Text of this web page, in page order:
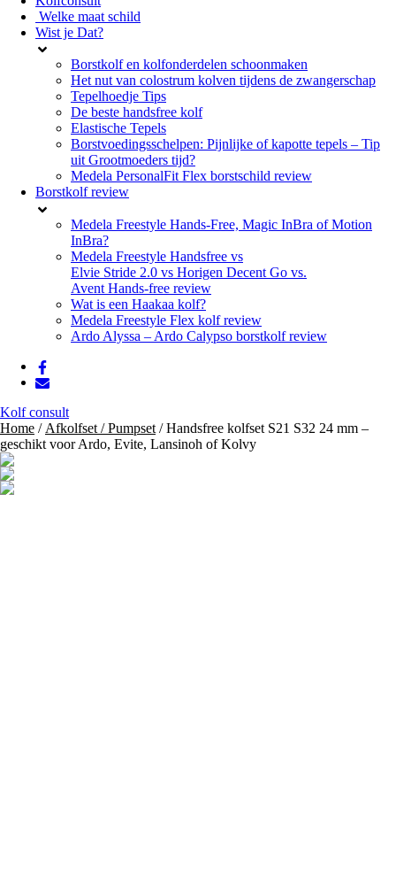
Welke maat schild
Wist je Dat?
Borstkolf en kolfonderdelen schoonmaken
Het nut van colostrum kolven tijdens de zwangerschap
Tepelhoedje Tips
De beste handsfree kolf
Elastische Tepels
Borstvoedingsschelpen: Pijnlijke of kapotte tepels – Tip
uit Grootmoeders tijd?
Medela PersonalFit Flex borstschild review
Borstkolf review
Medela Freestyle Hands-Free, Magic InBra of Motion
InBra?
Medela Freestyle Handsfree vs
Elvie Stride 2.0 vs Horigen Decent Go vs.
Avent Hands-free review
Wat is een Haakaa kolf?
Medela Freestyle Flex kolf review
Ardo Alyssa – Ardo Calypso borstkolf review
Kolf consult
Home / Afkolfset / Pumpset / Handsfree kolfset S21 S32 24 mm –
geschikt voor Ardo, Evite, Lansinoh of Kolvy